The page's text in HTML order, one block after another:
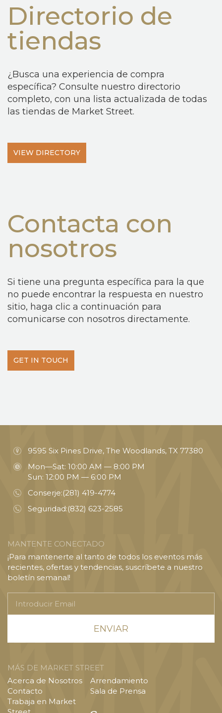
Directorio de
tiendas
¿Busca una experiencia de compra
específica? Consulte nuestro directorio
completo, con una lista actualizada de todas
las tiendas de Market Street.
VIEW DIRECTORY
Contacta con
nosotros
Si tiene una pregunta específica para la que
no puede encontrar la respuesta en nuestro
sitio, haga clic a continuación para
comunicarse con nosotros directamente.
GET IN TOUCH
9595 Six Pines Drive, The Woodlands, TX 77380
Mon—Sat: 10:00 AM — 8:00 PM
Sun: 12:00 PM — 6:00 PM
Conserje:(281) 419-4774
Seguridad:(832) 623-2585
MANTENTE CONECTADO
¡Para mantenerte al tanto de todos los eventos más
recientes, ofertas y tendencias, suscríbete a nuestro
boletín semanal!
Email
MÁS DE MARKET STREET
Acerca de Nosotros
Contacto
Trabaja en Market
Arrendamiento
Sala de Prensa